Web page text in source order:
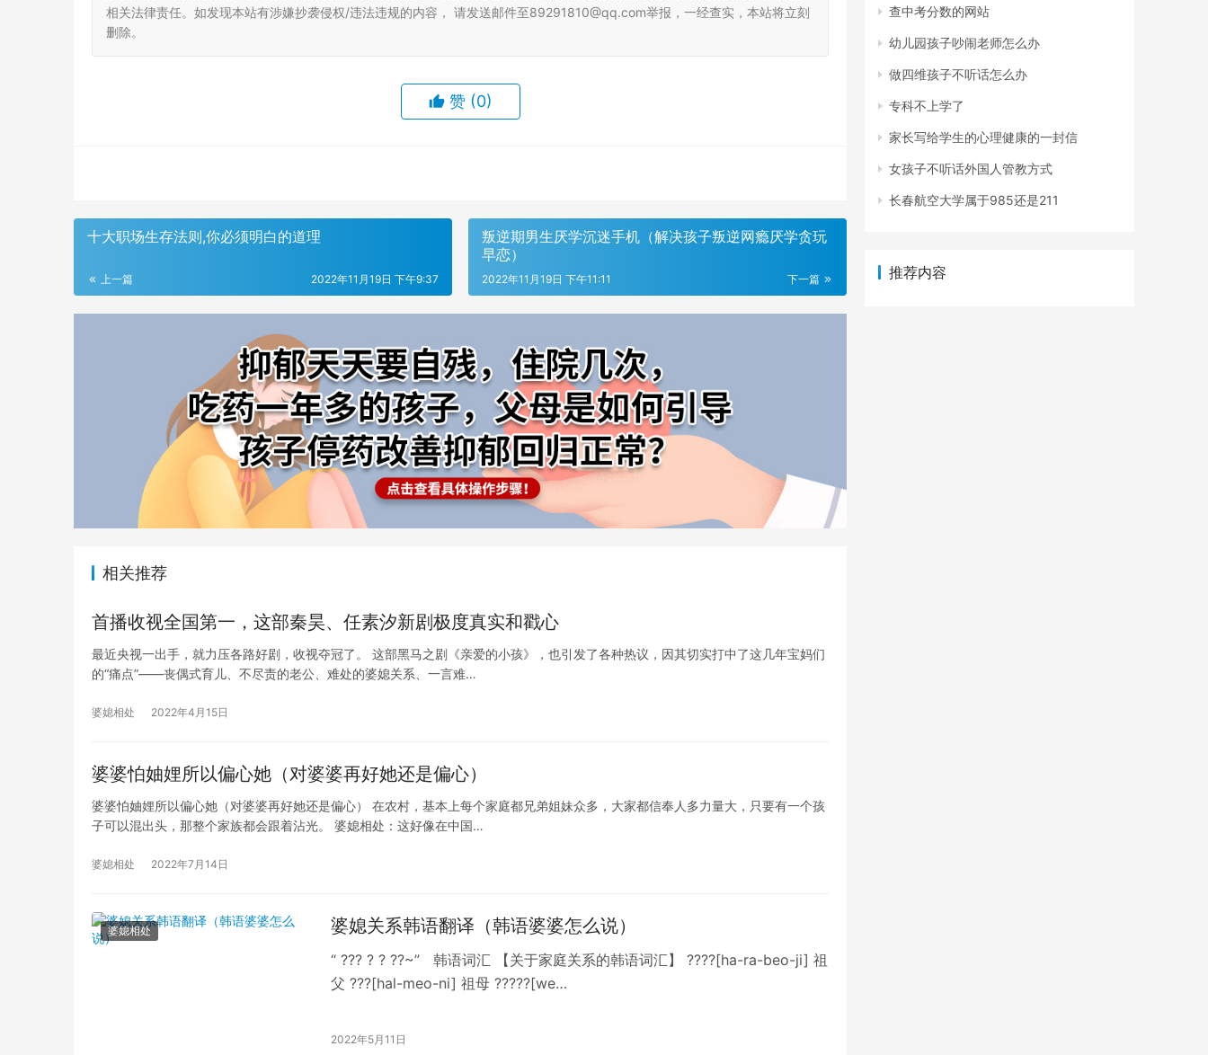
相关法律责任。如发现本站有涉嫌抄袭侵权/违法违规的内容， 请发送邮件至89291810@qq.com举报，一经查实，本站将立刻
删除。
赞 (0)
十大职场生存法则,你必须明白的道理
上一篇 2022年11月19日 下午9:37
叛逆期男生厌学沉迷手机（解决孩子叛逆网瘾厌学贪玩
早恋）
下一篇
2022年11月19日 下午11:11
相关推荐
首播收视全国第一，这部秦昊、任素汐新剧极度真实和戳心
最近央视一出手，就力压各路好剧，收视夺冠了。 这部黑马之剧《亲爱的小孩》，也引发了各种热议，因其切实打中了这几年宝妈们
的“痛点”——丧偶式育儿、不尽责的老公、难处的婆媳关系、一言难…
婆媳相处 2022年4月15日
婆婆怕妯娌所以偏心她（对婆婆再好她还是偏心）
婆婆怕妯娌所以偏心她（对婆婆再好她还是偏心） 在农村，基本上每个家庭都兄弟姐妹众多，大家都信奉人多力量大，只要有一个孩
子可以混出头，那整个家族都会跟着沾光。 婆媳相处：这好像在中国…
婆媳相处 2022年7月14日
婆媳相处 婆媳关系韩语翻译（韩语婆婆怎么说）
“ ??? ? ? ??~” 韩语词汇 【关于家庭关系的韩语词汇】 ????[ha-ra-beo-ji] 祖
父 ???[hal-meo-ni] 祖母 ?????[we…
2022年5月11日
查中考分数的网站
幼儿园孩子吵闹老师怎么办
做四维孩子不听话怎么办
专科不上学了
家长写给学生的心理健康的一封信
女孩子不听话外国人管教方式
长春航空大学属于985还是211
推荐内容